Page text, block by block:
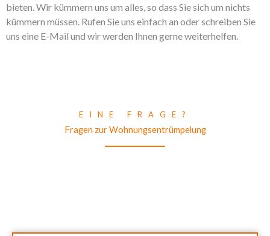
bieten. Wir kümmern uns um alles, so dass Sie sich um nichts
kümmern müssen. Rufen Sie uns einfach an oder schreiben Sie
uns eine E-Mail und wir werden Ihnen gerne weiterhelfen.
EINE FRAGE?
Fragen zur Wohnungsentrümpelung